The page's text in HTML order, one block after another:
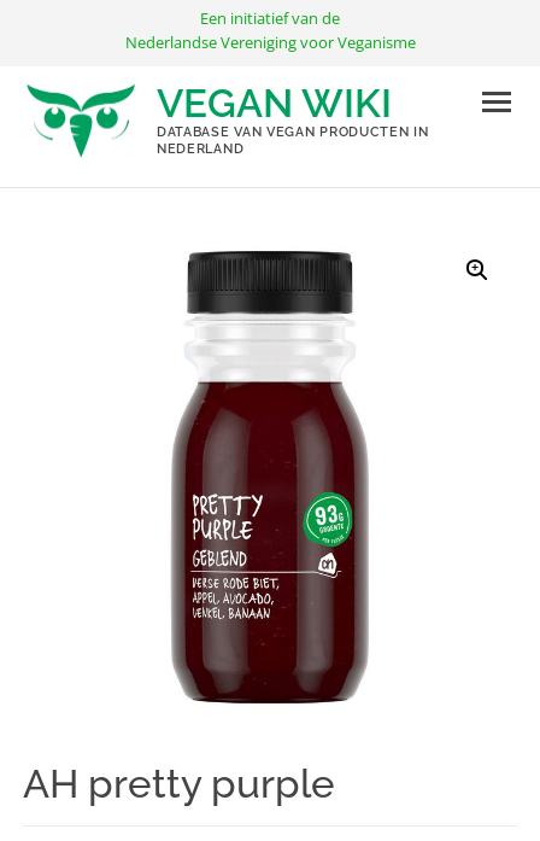
inhoud
Een initiatief van de
Nederlandse Vereniging voor Veganisme
VEGAN WIKI
DATABASE VAN VEGAN PRODUCTEN IN
NEDERLAND
AH pretty purple